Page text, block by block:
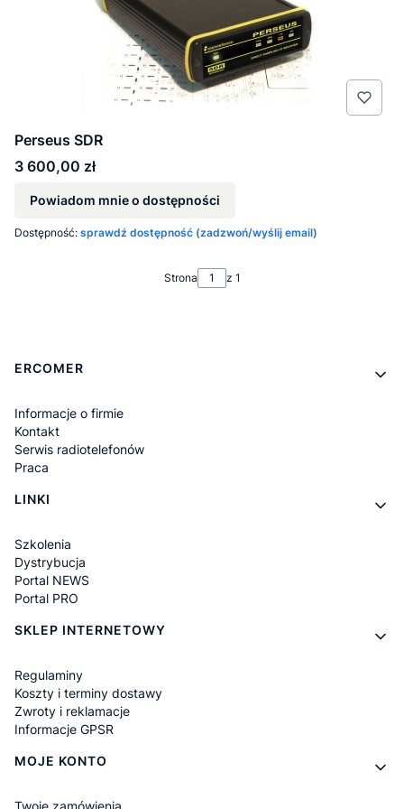
Perseus SDR
Cena
3 600,00 zł
Powiadom mnie o dostępności
Dostępność: sprawdź dostępność (zadzwoń/wyślij email)
Strona z 1
Linki w stopce
ERCOMER
Informacje o firmie
Kontakt
Serwis radiotelefonów
Praca
LINKI
Szkolenia
Dystrybucja
Portal NEWS
Portal PRO
SKLEP INTERNETOWY
Regulaminy
Koszty i terminy dostawy
Zwroty i reklamacje
Informacje GPSR
MOJE KONTO
Twoje zamówienia